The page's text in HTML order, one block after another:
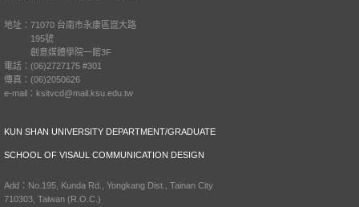
地址：71070 台南市永康區崑大路
195號
創意媒體學院一館3F
電話：(06)2727175 #301
傳真：(06)2050626
e-mail：ksitvcd@mail.ksu.edu.tw
KUN SHAN UNIVERSITY DEPARTMENT/GRADUATE
SCHOOL OF VISAUL COMMUNICATION DESIGN
Add：No.195, Kunda Rd., Yongkang Dist., Tainan City
710303, Taiwan (R.O.C.)